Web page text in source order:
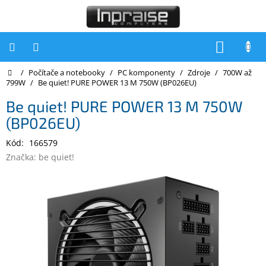
Počítače
Inpraise
Notebooky
Tiskárny
Domů
/ Počítače a notebooky / PC komponenty / Zdroje / 700W až
799W / Be quiet! PURE POWER 13 M 750W (BP026EU)
Be quiet! PURE POWER 13 M 750W
(BP026EU)
Kód: 166579
Značka: be quiet!